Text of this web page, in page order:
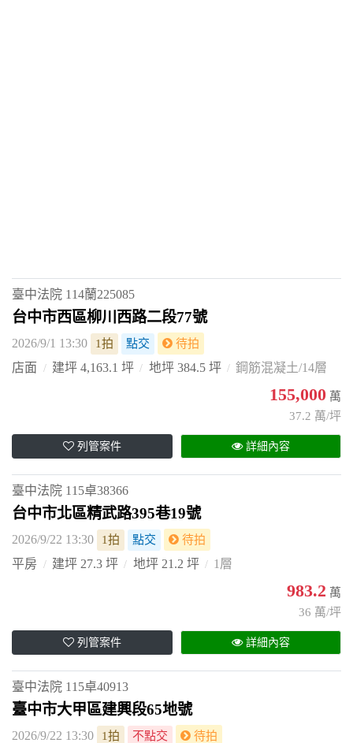
臺中法院 114蘭225085
台中市西區柳川西路二段77號
2026/9/1 13:30 1拍 點交 待拍
店面 建坪 4,163.1 坪 地坪 384.5 坪 鋼筋混凝土/14層
155,000 萬
37.2 萬/坪
列管案件 詳細內容
臺中法院 115卓38366
台中市北區精武路395巷19號
2026/9/22 13:30 1拍 點交 待拍
平房 建坪 27.3 坪 地坪 21.2 坪 1層
983.2 萬
36 萬/坪
列管案件 詳細內容
臺中法院 115卓40913
臺中市大甲區建興段65地號
2026/9/22 13:30 1拍 不點交 待拍